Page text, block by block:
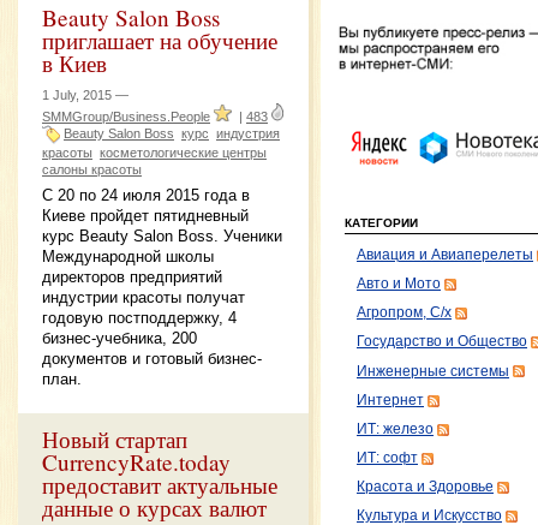
Beauty Salon Boss
приглашает на обучение
в Киев
1 July, 2015 —
SMMGroup/Business.People
| 483
Beauty Salon Boss курс индустрия
красоты косметологические центры
салоны красоты
С 20 по 24 июля 2015 года в
Киеве пройдет пятидневный
курс Beauty Salon Boss. Ученики
Международной школы
директоров предприятий
индустрии красоты получат
годовую постподдержку, 4
бизнес-учебника, 200
документов и готовый бизнес-
план.
Новый стартап
CurrencyRate.today
предоставит актуальные
данные о курсах валют
КАТЕГОРИИ
Авиация и Авиаперелеты
Авто и Мото
Агропром, С/х
Государство и Общество
Инженерные системы
Интернет
ИТ: железо
ИТ: софт
Красота и Здоровье
Культура и Искусство